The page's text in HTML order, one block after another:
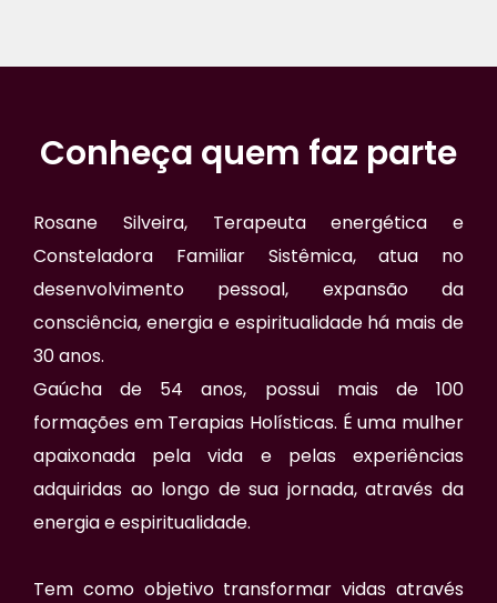
Conheça quem faz parte
Rosane Silveira, Terapeuta energética e
Consteladora Familiar Sistêmica, atua no
desenvolvimento pessoal, expansão da
consciência, energia e espiritualidade há mais de
30 anos.
Gaúcha de 54 anos, possui mais de 100
formações em Terapias Holísticas. É uma mulher
apaixonada pela vida e pelas experiências
adquiridas ao longo de sua jornada, através da
energia e espiritualidade.
Tem como objetivo transformar vidas através